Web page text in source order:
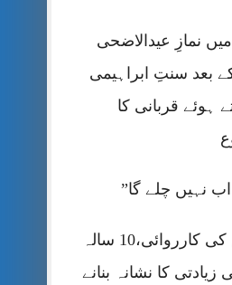
نمازِ عیدالاضحی
بعد سنتِ ابراہیمی
ہوئے قربانی کا
نہیں چلے گا”
جہلم پولیس کی کارروائی،10 سالہ
کا نشانہ بنانے